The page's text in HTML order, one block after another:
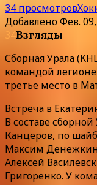
34 просмотров
ДобавленоФев.
34Взгляды
Сборная Урала
командой
третье место в
Встреча в
В составе
Канцеров, по
Максим
Алексей
Григоренко. У